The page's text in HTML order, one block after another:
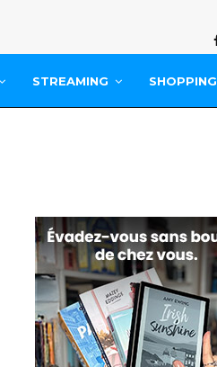
STREAMING SHOPPING